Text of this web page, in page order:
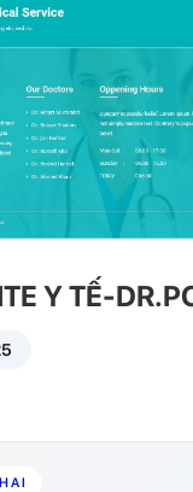
Y TẾ-